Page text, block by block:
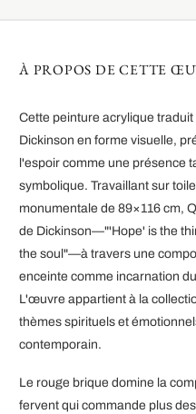
À PROPOS DE CETTE
Cette peinture acrylique
Dickinson en forme visuelle,
l'espoir comme une présence
symbolique. Travaillant sur
monumentale de 89×116 cm,
de Dickinson—"'Hope' is the
the soul"—à travers une
enceinte comme incarnation
L'œuvre appartient à la
thèmes spirituels et
contemporain.
Le rouge brique domine la
fervent qui commande plus